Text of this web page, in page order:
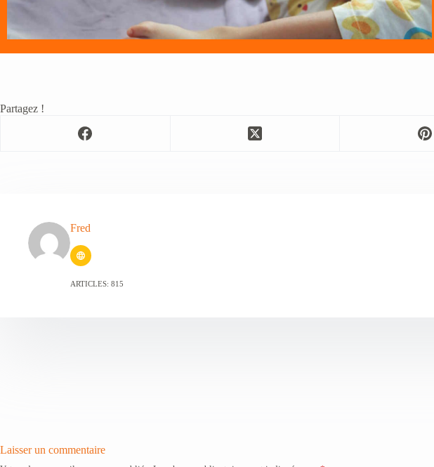
Partagez !
Fred
ARTICLES: 815
Laisser un commentaire